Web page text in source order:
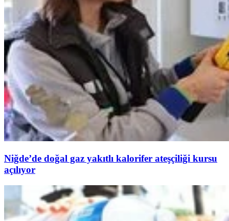
Niğde’de doğal gaz yakıtlı kalorifer ateşçiliği kursu
açılıyor